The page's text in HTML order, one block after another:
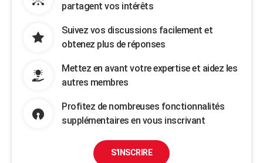
partagent vos intérêts
Suivez vos discussions facilement et
obtenez plus de réponses
Mettez en avant votre expertise et aidez les
autres membres
Profitez de nombreuses fonctionnalités
supplémentaires en vous inscrivant
S'INSCRIRE